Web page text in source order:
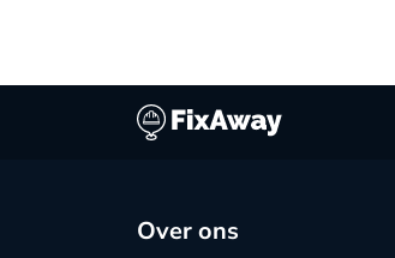
Over ons